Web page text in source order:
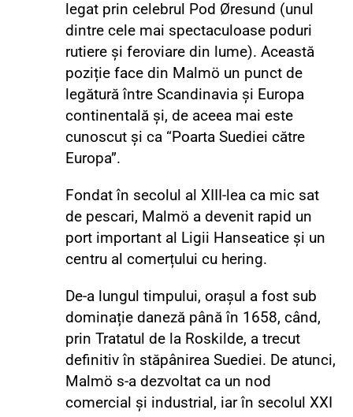
legat prin celebrul Pod Øresund (unul
dintre cele mai spectaculoase poduri
rutiere și feroviare din lume). Această
poziție face din Malmö un punct de
legătură între Scandinavia și Europa
continentală și, de aceea mai este
cunoscut și ca “Poarta Suediei către
Europa”.
Fondat în secolul al XIII-lea ca mic sat
de pescari, Malmö a devenit rapid un
port important al Ligii Hanseatice și un
centru al comerțului cu hering.
De-a lungul timpului, orașul a fost sub
dominație daneză până în 1658, când,
prin Tratatul de la Roskilde, a trecut
definitiv în stăpânirea Suediei. De atunci,
Malmö s-a dezvoltat ca un nod
comercial și industrial, iar în secolul XXI